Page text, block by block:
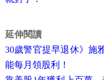
延伸閱讀
30歲警官提早退休》施
能每月領股利！